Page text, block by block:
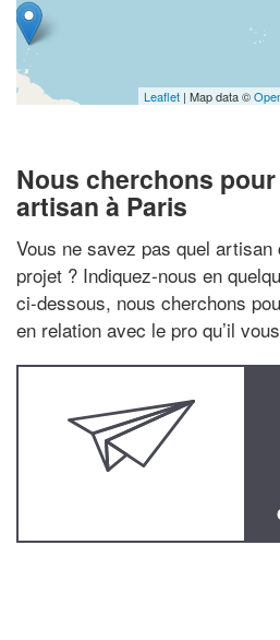
Leaflet | Map data ©
Nous cherchons
artisan à Paris
Vous ne savez pas quel
projet ? Indiquez-nous en
ci-dessous, nous cherchons
en relation avec le pro qu’il